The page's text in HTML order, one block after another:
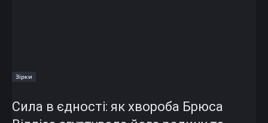
Зірки
Сила в єдності: як хвороба Брюса